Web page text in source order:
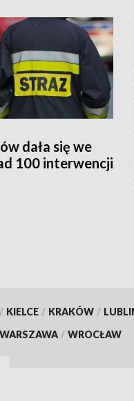
dała się we
100 interwencji
/ KIELCE / KRAKÓW /
WARSZAWA / WROCŁAW